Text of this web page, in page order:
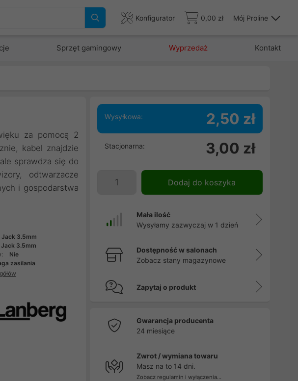
Konfigurator 0,00 zł Mój Proline
Sprzęt gamingowy Wyprzedaż Kontakt
za pomocą 2
kabel znajdzie
sprawdza się do
odtwarzacze
i gospodarstwa
Jack 3.5mm
Jack 3.5mm
Nie
zasilania
Wysyłkowa: 2,50 zł
Stacjonarna: 3,00 zł
Dodaj do koszyka
Mała ilość
Wysyłamy zazwyczaj w 1 dzień
Dostępność w salonach
Zobacz stany magazynowe
Zapytaj o produkt
Gwarancja producenta
24 miesiące
Zwrot / wymiana towaru
Masz na to 14 dni.
Zobacz regulamin i wyłączenia...